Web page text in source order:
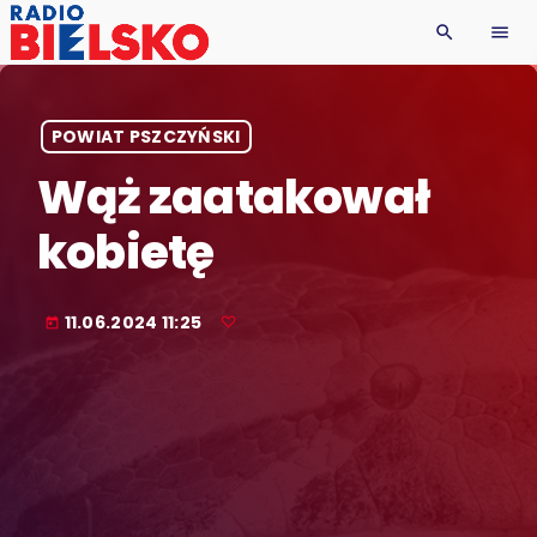
search menu
POWIAT PSZCZYŃSKI
Wąż zaatakował
kobietę
today 11.06.2024 11:25